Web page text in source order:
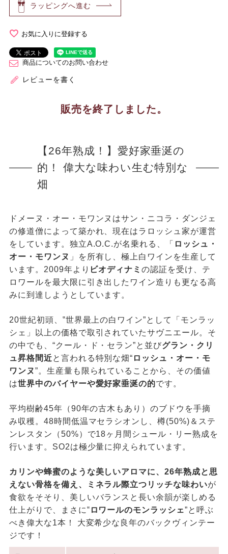
ラッピングへ進む
お気に入りに登録する
商品についてのお問い合わせ
レビューを書く
販売を終了しました。
【26年熟成！】愛好家垂涎の
的！ 偉大な味わい生む特別な
畑
ドメーヌ・オー・モワンヌはサン・ニコラ・ダンジェ
の修道僧によって築かれ、現在はラロッシュ家が運営
をしています。独立A.O.C.が名乗れる、「 ロッシュ・
オー・モワンヌ 」を所有し、極上白ワインを生産して
います。2009年より ビオディナミの認証を受け、テ
ロワールを最大限に引き出したワイン造りも更なる高
みに到達しようとしています。
20世紀初頭、‟世界最上の白ワイン”として「モンラッ
シェ」以上の価格で取引されていたサヴニエール。そ
の中でも、“クール・ド・セラン”と並びグラン・クリ
ュ昇格間近と言われる特別な畑“ ロッシュ・オー・モ
ワンヌ”。生産量も限られていることから、その価値
は世界中のバイヤーや愛好家垂涎の的です。
平均樹齢45年（90年の古木もあり）のブドウを手摘
み収穫。48時間低温マセラシオンし、樽(50%)＆ステ
ンレスタン（50%）で18ヶ月間シュール・リー熟成を
行います。SO2は極少量に抑えられています。
カリンや蜂蜜のような美しいアロマに、26年熟成と思
えない骨格を備え、ミネラル際立つリッチな味わいが
食欲をそそり、美しいバランスと長い余韻が楽しめる
仕上がりで、まさに‟ ロワールのモンラッシェ”と呼ぶ
べき偉大な1本！ 大変希少な良年のバックヴィンテー
ジです！